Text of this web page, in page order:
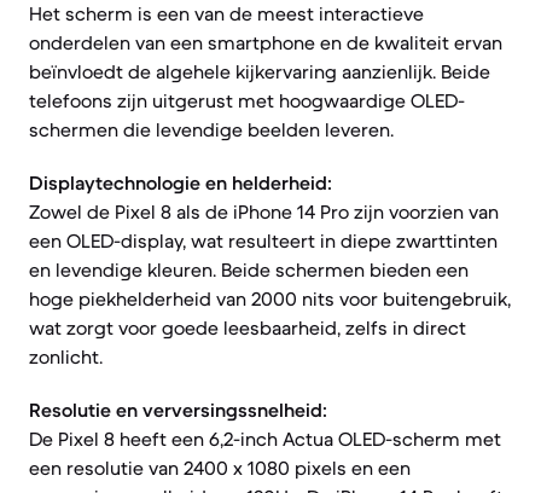
Het scherm is een van de meest interactieve
onderdelen van een smartphone en de kwaliteit ervan
beïnvloedt de algehele kijkervaring aanzienlijk. Beide
telefoons zijn uitgerust met hoogwaardige OLED-
schermen die levendige beelden leveren.
Displaytechnologie en helderheid:
Zowel de Pixel 8 als de iPhone 14 Pro zijn voorzien van
een OLED-display, wat resulteert in diepe zwarttinten
en levendige kleuren. Beide schermen bieden een
hoge piekhelderheid van 2000 nits voor buitengebruik,
wat zorgt voor goede leesbaarheid, zelfs in direct
zonlicht.
Resolutie en verversingssnelheid:
De Pixel 8 heeft een 6,2-inch Actua OLED-scherm met
een resolutie van 2400 x 1080 pixels en een